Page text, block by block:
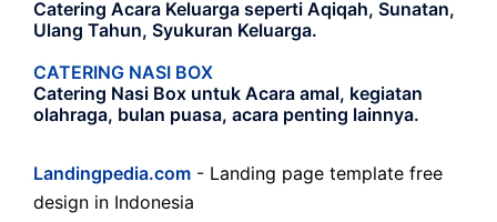
Catering Acara Keluarga seperti Aqiqah, Sunatan,
Ulang Tahun, Syukuran Keluarga.
CATERING NASI BOX
Catering Nasi Box untuk Acara amal, kegiatan
olahraga, bulan puasa, acara penting lainnya.
Landingpedia.com - Landing page template free
design in Indonesia